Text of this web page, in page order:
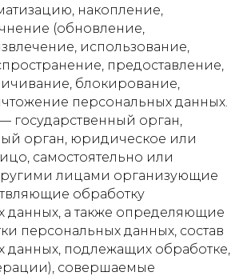
накопление,
(обновление,
использование,
предоставление,
блокирование,
персональных данных.
государственный орган,
орган, юридическое или
самостоятельно или
лицами организующие
обработку
данных, а также определяющие
персональных данных, состав
данных, подлежащих обработке,
совершаемые